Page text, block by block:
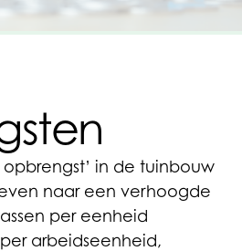
in de tuinbouw
naar een verhoogde
per eenheid
arbeidseenheid,